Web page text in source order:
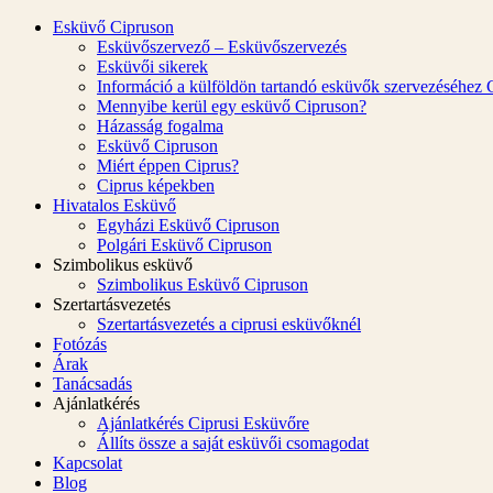
Esküvő Cipruson
Esküvőszervező – Esküvőszervezés
Esküvői sikerek
Információ a külföldön tartandó esküvők szervezéséhez
Mennyibe kerül egy esküvő Cipruson?
Házasság fogalma
Esküvő Cipruson
Miért éppen Ciprus?
Ciprus képekben
Hivatalos Esküvő
Egyházi Esküvő Cipruson
Polgári Esküvő Cipruson
Szimbolikus esküvő
Szimbolikus Esküvő Cipruson
Szertartásvezetés
Szertartásvezetés a ciprusi esküvőknél
Fotózás
Árak
Tanácsadás
Ajánlatkérés
Ajánlatkérés Ciprusi Esküvőre
Állíts össze a saját esküvői csomagodat
Kapcsolat
Blog